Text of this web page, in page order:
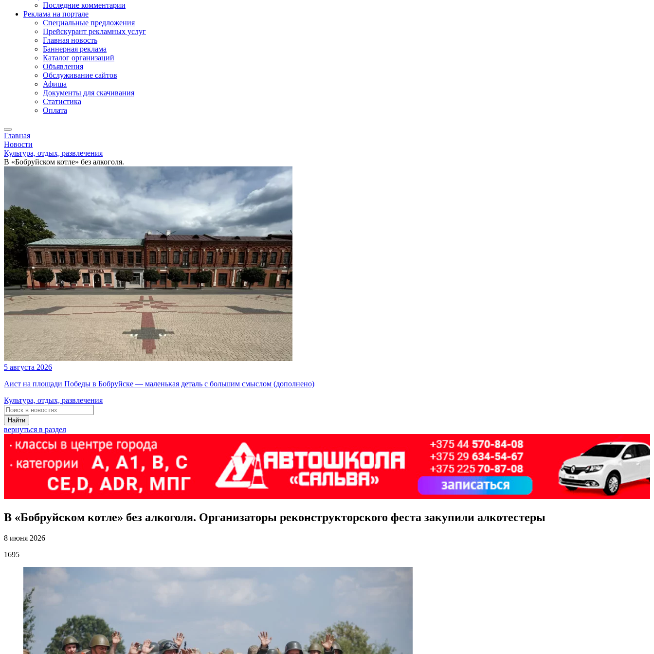
Последние комментарии
Реклама на портале
Специальные предложения
Прейскурант рекламных услуг
Главная новость
Баннерная реклама
Каталог организаций
Объявления
Обслуживание сайтов
Афиша
Документы для скачивания
Статистика
Оплата
Главная
Новости
Культура, отдых, развлечения
В «Бобруйском котле» без алкоголя.
5 августа 2026
Аист на площади Победы в Бобруйске — маленькая деталь с большим смыслом (дополнено)
Культура, отдых, развлечения
Найти
вернуться в раздел
В «Бобруйском котле» без алкоголя. Организаторы реконструкторского феста закупили алкотестеры
8 июня 2026
1695